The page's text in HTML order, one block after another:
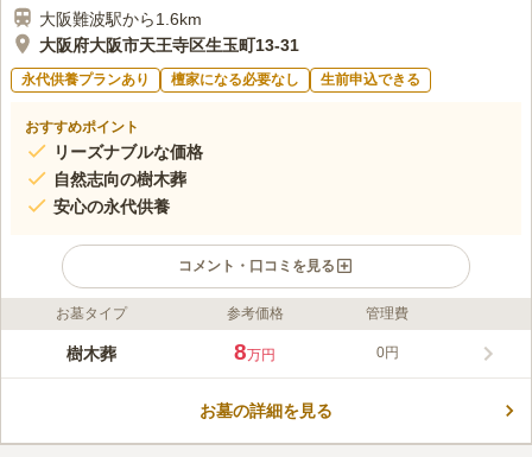
大阪難波駅から1.6km
大阪府大阪市天王寺区生玉町13-31
永代供養プランあり 檀家になる必要なし 生前申込できる
おすすめポイント
リーズナブルな価格
自然志向の樹木葬
安心の永代供養
コメント・口コミを見る
ライフドット編集部のコメント
大阪市天王寺区に位置する歴史ある禅寺「齢延寺」が提供する樹
本堂前のプレミア樹木葬はしだれ桜をシンボルとし、格式と自然
お墓タイプ 参考価格 管理費
樹木葬 8万円 0円
お墓の詳細を見る